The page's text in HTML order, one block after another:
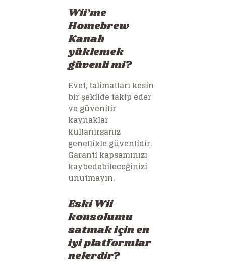
Wii’me
Homebrew
Kanalı
yüklemek
güvenli mi?
Evet, talimatları kesin
bir şekilde takip eder
ve güvenilir
kaynaklar
kullanırsanız
genellikle güvenlidir.
Garanti kapsamınızı
kaybedebileceğinizi
unutmayın.
Eski Wii
konsolumu
satmak için en
iyi platformlar
nelerdir?